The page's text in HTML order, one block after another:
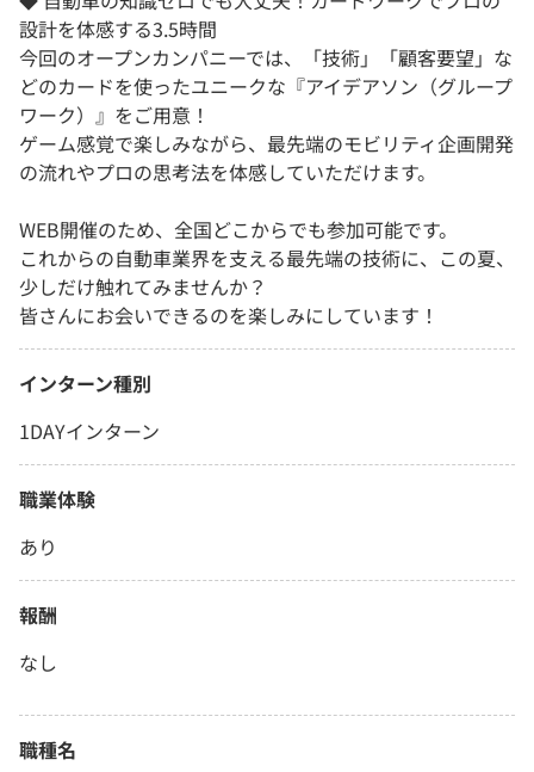
設計を体感する3.5時間
今回のオープンカンパニーでは、「技術」「顧客要望」な
どのカードを使ったユニークな『アイデアソン（グループ
ワーク）』をご用意！
ゲーム感覚で楽しみながら、最先端のモビリティ企画開発
の流れやプロの思考法を体感していただけます。
WEB開催のため、全国どこからでも参加可能です。
これからの自動車業界を支える最先端の技術に、この夏、
少しだけ触れてみませんか？
皆さんにお会いできるのを楽しみにしています！
インターン種別
1DAYインターン
職業体験
あり
報酬
なし
職種名